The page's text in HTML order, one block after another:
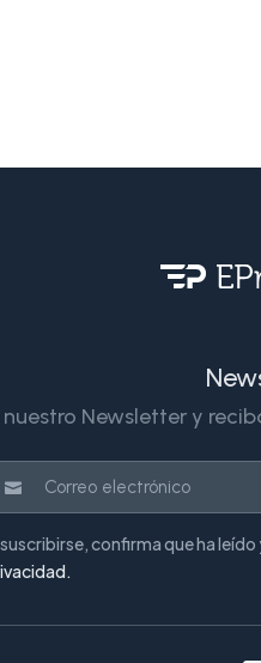
Newsletter y
suscribirse, confirma que ha
.